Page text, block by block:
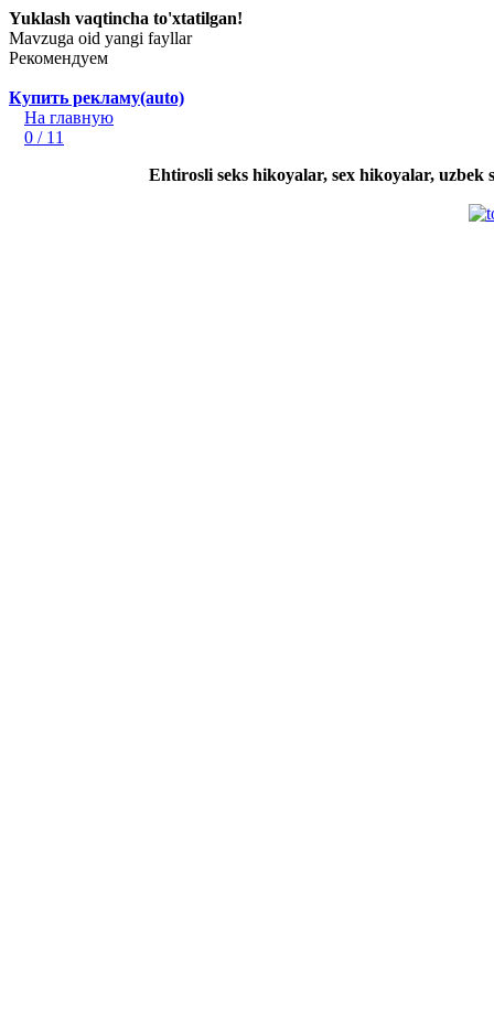
Yuklash vaqtincha to'xtatilgan!
Mavzuga oid yangi fayllar
Рекомендуем
Купить рекламу(auto)
На главную
0 / 11
Ehtirosli seks hikoyalar, sex hikoyalar, uzbek